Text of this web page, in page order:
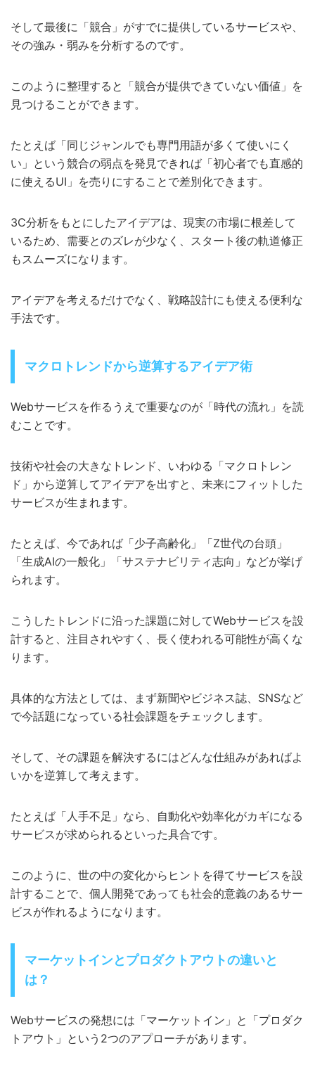
そして最後に「競合」がすでに提供しているサービスや、
その強み・弱みを分析するのです。
このように整理すると「競合が提供できていない価値」を
見つけることができます。
たとえば「同じジャンルでも専門用語が多くて使いにく
い」という競合の弱点を発見できれば「初心者でも直感的
に使えるUI」を売りにすることで差別化できます。
3C分析をもとにしたアイデアは、現実の市場に根差して
いるため、需要とのズレが少なく、スタート後の軌道修正
もスムーズになります。
アイデアを考えるだけでなく、戦略設計にも使える便利な
手法です。
マクロトレンドから逆算するアイデア術
Webサービスを作るうえで重要なのが「時代の流れ」を読
むことです。
技術や社会の大きなトレンド、いわゆる「マクロトレン
ド」から逆算してアイデアを出すと、未来にフィットした
サービスが生まれます。
たとえば、今であれば「少子高齢化」「Z世代の台頭」
「生成AIの一般化」「サステナビリティ志向」などが挙げ
られます。
こうしたトレンドに沿った課題に対してWebサービスを設
計すると、注目されやすく、長く使われる可能性が高くな
ります。
具体的な方法としては、まず新聞やビジネス誌、SNSなど
で今話題になっている社会課題をチェックします。
そして、その課題を解決するにはどんな仕組みがあればよ
いかを逆算して考えます。
たとえば「人手不足」なら、自動化や効率化がカギになる
サービスが求められるといった具合です。
このように、世の中の変化からヒントを得てサービスを設
計することで、個人開発であっても社会的意義のあるサー
ビスが作れるようになります。
マーケットインとプロダクトアウトの違いと
は？
Webサービスの発想には「マーケットイン」と「プロダク
トアウト」という2つのアプローチがあります。